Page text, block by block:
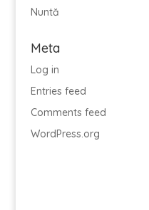
Nuntă
Meta
Log in
Entries feed
Comments feed
WordPress.org